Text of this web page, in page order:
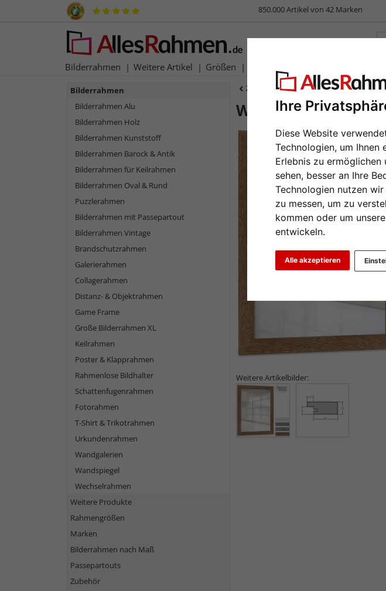
Ihre
Diese Website
Technologien, um Ihnen
Erlebnis zu ermöglichen
sehen, besser an Ihre
Technologien nutzen
zu messen, um zu
kommen oder um
entwickeln.
Alle akzeptieren
850.000 Artikel von 42 Marken
Bilderrahmen Weitere Artikel Größen
Zurück |Bilderrahmen-Shop
Wandspiegel
Weitere Artikelbilder:
Bilderrahmen
Bilderrahmen Alu
Bilderrahmen Holz
Bilderrahmen Kunststoff
Bilderrahmen Barock & Antik
Bilderrahmen für Keilrahmen
Bilderrahmen Oval & Rund
Puzzlerahmen
Bilderrahmen mit Passepartout
Bilderrahmen Vintage
Brandschutzrahmen
Galerierahmen
Collagerahmen
Distanz- & Objektrahmen
Game Frame
Große Bilderrahmen XL
Keilrahmen
Poster & Klapprahmen
Rahmenlose Bildhalter
Schattenfugenrahmen
Fotorahmen
T-Shirt & Trikotrahmen
Urkundenrahmen
Wandgalerien
Wandspiegel
Wechselrahmen
Weitere Produkte
Rahmengrößen
Marken
Bilderrahmen nach Maß
Passepartouts
Zubehör